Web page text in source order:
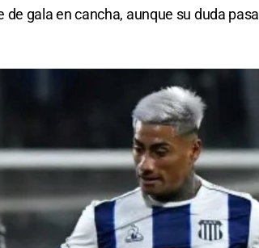
gala en cancha, aunque su duda pasa